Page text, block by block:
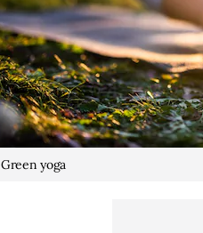
Green yoga